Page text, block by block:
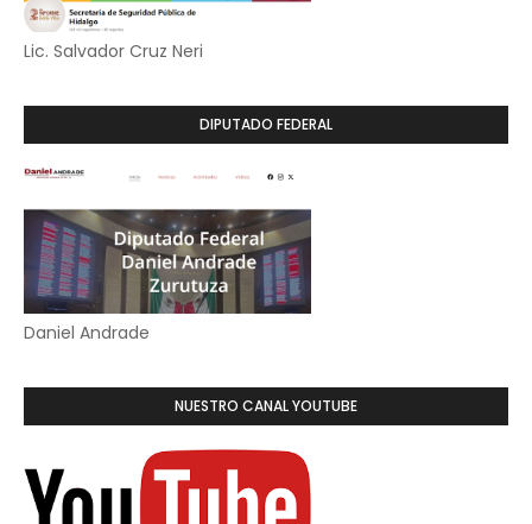
Lic. Salvador Cruz Neri
DIPUTADO FEDERAL
Daniel Andrade
NUESTRO CANAL YOUTUBE